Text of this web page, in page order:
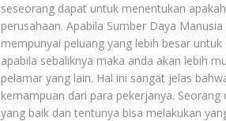
seseorang dapat untuk menentukan
perusahaan. Apabila Sumber Daya
mempunyai peluang yang lebih besar
apabila sebaliknya maka anda akan lebih
pelamar yang lain. Hal ini sangat jelas
kemampuan dari para pekerjanya.
yang baik dan tentunya bisa melakukan